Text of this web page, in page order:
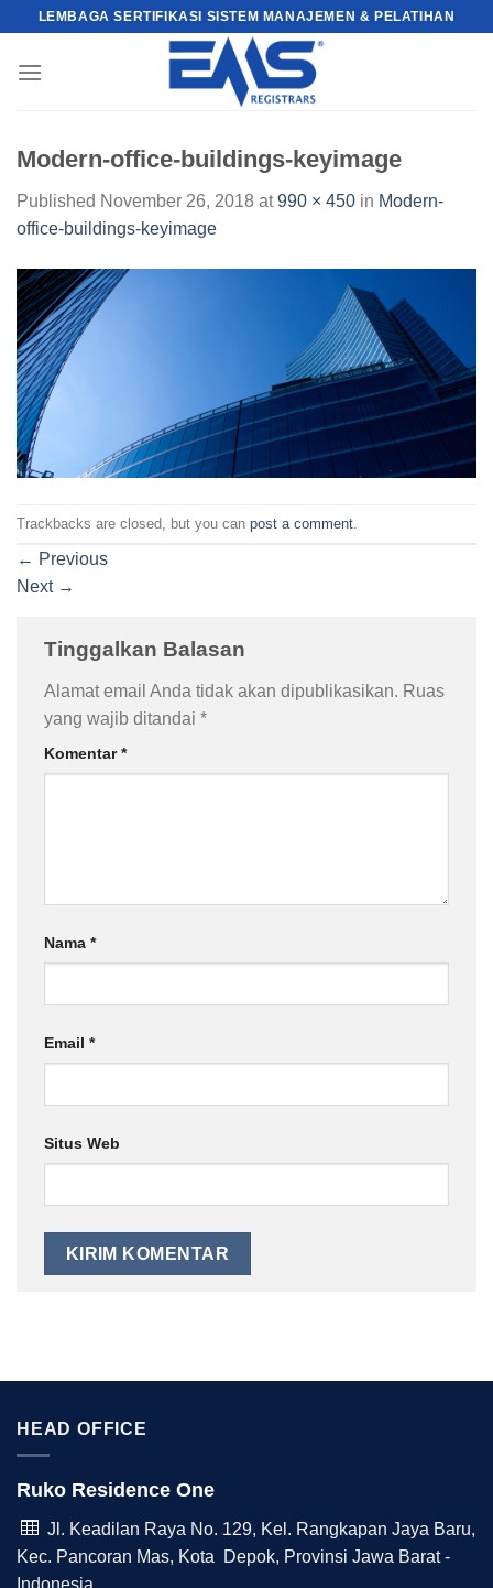
content
LEMBAGA SERTIFIKASI SISTEM MANAJEMEN & PELATIHAN
Modern-office-buildings-keyimage
Published November 26, 2018 at990 × 450 in Modern-
office-buildings-keyimage
Trackbacks are closed, but you can post a comment
← Previous
Next →
Tinggalkan Balasan
Alamat email Anda tidak akan dipublikasikan. Ruas
yang wajib ditandai *
Komentar*
Nama *
Email *
Situs Web
HEAD OFFICE
Ruko Residence One
Jl. Keadilan Raya No. 129, Kel. Rangkapan Jaya Baru,
Kec. Pancoran Mas, Kota Depok, Provinsi Jawa Barat -